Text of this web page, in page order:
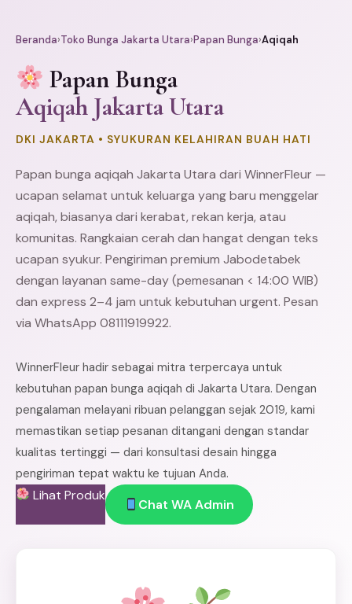
Beranda›Toko Bunga Jakarta Utara›Papan Bunga›Aqiqah
Papan Bunga
Aqiqah Jakarta Utara
DKI JAKARTA • SYUKURAN KELAHIRAN BUAH HATI
Papan bunga aqiqah Jakarta Utara dari WinnerFleur —
ucapan selamat untuk keluarga yang baru menggelar
aqiqah, biasanya dari kerabat, rekan kerja, atau
komunitas. Rangkaian cerah dan hangat dengan teks
ucapan syukur. Pengiriman premium Jabodetabek
dengan layanan same-day (pemesanan < 14:00 WIB)
dan express 2–4 jam untuk kebutuhan urgent. Pesan
via WhatsApp 08111919922.
WinnerFleur hadir sebagai mitra terpercaya untuk
kebutuhan papan bunga aqiqah di Jakarta Utara. Dengan
pengalaman melayani ribuan pelanggan sejak 2019, kami
memastikan setiap pesanan ditangani dengan standar
kualitas tertinggi — dari konsultasi desain hingga
pengiriman tepat waktu ke tujuan Anda.
Lihat Produk
Chat WA Admin